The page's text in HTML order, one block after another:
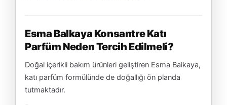
Esma Balkaya Konsantre Katı
Parfüm Neden Tercih Edilmeli?
Doğal içerikli bakım ürünleri geliştiren Esma Balkaya,
katı parfüm formülünde de doğallığı ön planda
tutmaktadır.